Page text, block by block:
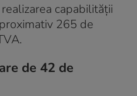
capabilității
265 de
de 42 de